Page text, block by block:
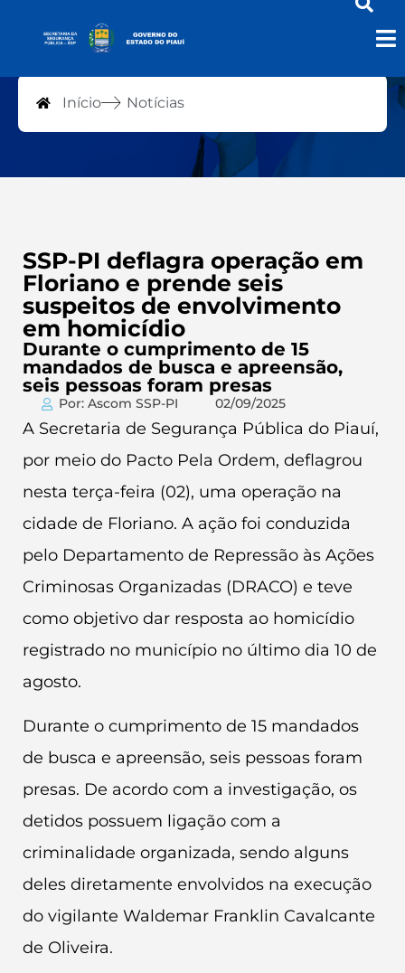
Notícias
Início Notícias
SSP-PI deflagra operação em
Floriano e prende seis
suspeitos de envolvimento
em homicídio
Durante o cumprimento de 15
mandados de busca e apreensão,
seis pessoas foram presas
Por: Ascom SSP-PI 02/09/2025
A Secretaria de Segurança Pública do Piauí,
por meio do Pacto Pela Ordem, deflagrou
nesta terça-feira (02), uma operação na
cidade de Floriano. A ação foi conduzida
pelo Departamento de Repressão às Ações
Criminosas Organizadas (DRACO) e teve
como objetivo dar resposta ao homicídio
registrado no município no último dia 10 de
agosto.
Durante o cumprimento de 15 mandados
de busca e apreensão, seis pessoas foram
presas. De acordo com a investigação, os
detidos possuem ligação com a
criminalidade organizada, sendo alguns
deles diretamente envolvidos na execução
do vigilante Waldemar Franklin Cavalcante
de Oliveira.